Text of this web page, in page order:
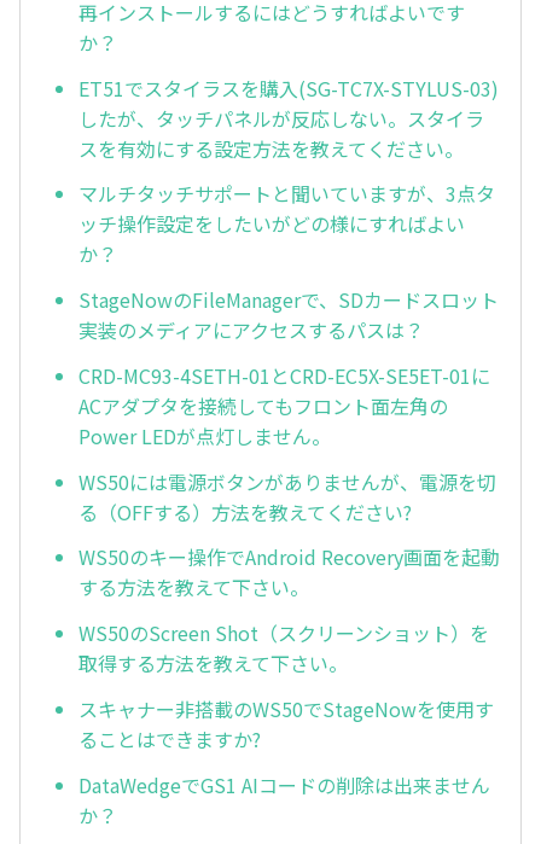
再インストールするにはどうすればよいです
か？
ET51でスタイラスを購入(SG-TC7X-STYLUS-03)
したが、タッチパネルが反応しない。スタイラ
スを有効にする設定方法を教えてください。
マルチタッチサポートと聞いていますが、3点タ
ッチ操作設定をしたいがどの様にすればよい
か？
StageNowのFileManagerで、SDカードスロット
実装のメディアにアクセスするパスは？
CRD-MC93-4SETH-01とCRD-EC5X-SE5ET-01に
ACアダプタを接続してもフロント面左角の
Power LEDが点灯しません。
WS50には電源ボタンがありませんが、電源を切
る（OFFする）方法を教えてください?
WS50のキー操作でAndroid Recovery画面を起動
する方法を教えて下さい。
WS50のScreen Shot（スクリーンショット）を
取得する方法を教えて下さい。
スキャナー非搭載のWS50でStageNowを使用す
ることはできますか?
DataWedgeでGS1 AIコードの削除は出来ません
か？